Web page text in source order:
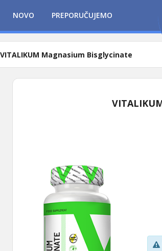
NOVO PREPORUČUJEMO
VITALIKUM Magnasium Bisglycinate